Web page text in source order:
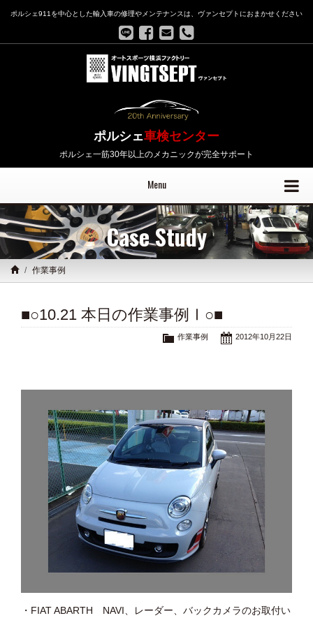
ポルシェ911を中心とした輸入車の修理やメンテナンスは、ヴァンセプトにおまかせください
ポルシェ車検センター
ポルシェ一筋30年以上のメカニックが完全サポート
Menu
Case Study
作業事例
■○10.21 本日の作業事例Ⅰ○■
2012年10月22日
作業事例
・FIAT ABARTH NAVI、レーダー、バックカメラのお取付い